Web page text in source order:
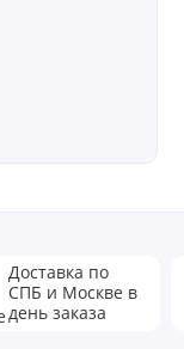
Доставка по
СПБ и Москве в
день заказа